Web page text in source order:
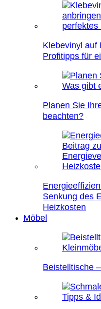
Klebevinyl auf
Profitipps für
Planen Sie
beachten?
Senkung des
Heizkosten
Möbel
Beistelltische